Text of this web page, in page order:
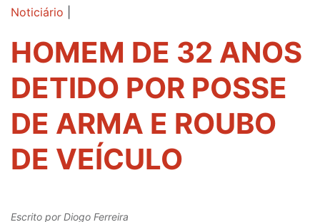
Noticiário
HOMEM DE 32 ANOS
DETIDO POR POSSE
DE ARMA E ROUBO
DE VEÍCULO
Escrito porDiogo Ferreira